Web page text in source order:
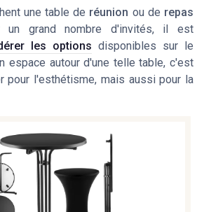
une table de réunion ou de repas
un grand nombre d'invités, il est
les options disponibles sur le
espace autour d'une telle table, c'est
pour l'esthétisme, mais aussi pour la